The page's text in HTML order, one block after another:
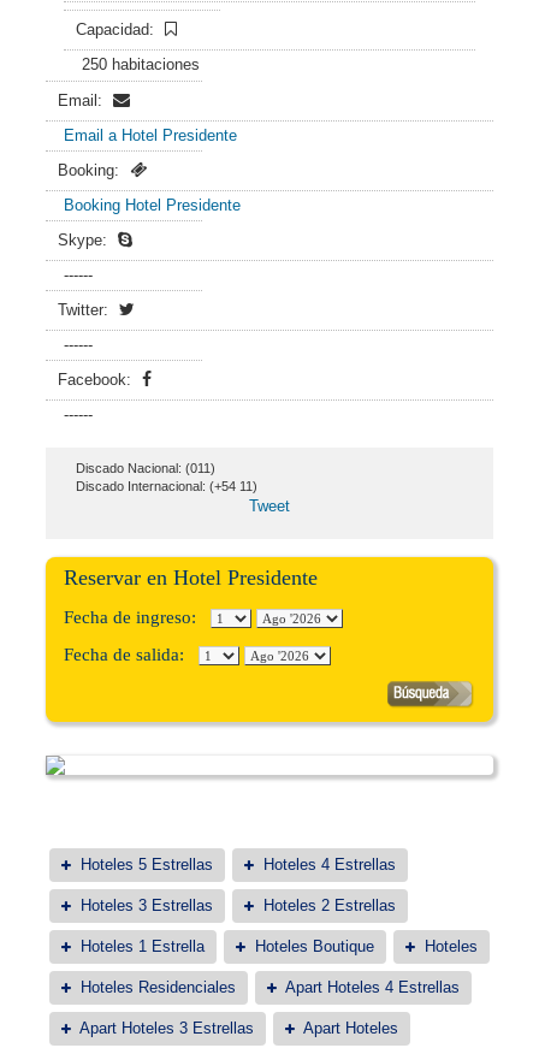
Capacidad:
250 habitaciones
Email:
Email a Hotel Presidente
Booking:
Booking Hotel Presidente
Skype:
------
Twitter:
------
Facebook:
------
Discado Nacional: (011)
Discado Internacional: (+54 11)
Tweet
Reservar en Hotel Presidente
Fecha de ingreso:
Fecha de salida:
Hoteles 5 Estrellas Hoteles 4 Estrellas
Hoteles 3 Estrellas Hoteles 2 Estrellas
Hoteles 1 Estrella Hoteles Boutique Hoteles
Hoteles Residenciales Apart Hoteles 4 Estrellas
Apart Hoteles 3 Estrellas Apart Hoteles